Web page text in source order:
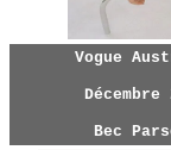
Vogue
Décembre
Bec